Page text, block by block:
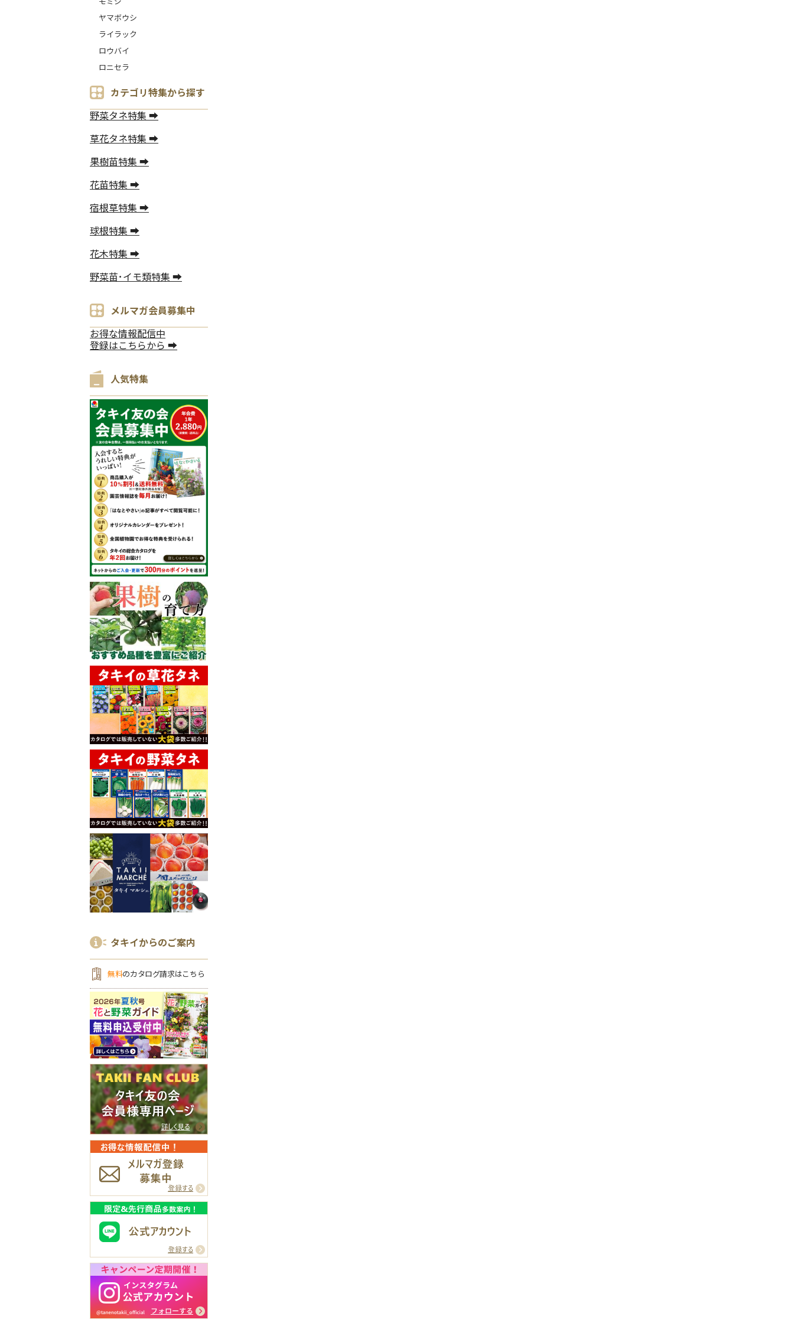
ヤマボウシ
ライラック
ロウバイ
ロニセラ
カテゴリ特集から探す
野菜タネ特集 ➡
草花タネ特集 ➡
果樹苗特集 ➡
花苗特集 ➡
宿根草特集 ➡
球根特集 ➡
花木特集 ➡
野菜苗･イモ類特集 ➡
メルマガ会員募集中
お得な情報配信中
登録はこちらから ➡
人気特集
タキイからのご案内
無料のカタログ請求はこちら